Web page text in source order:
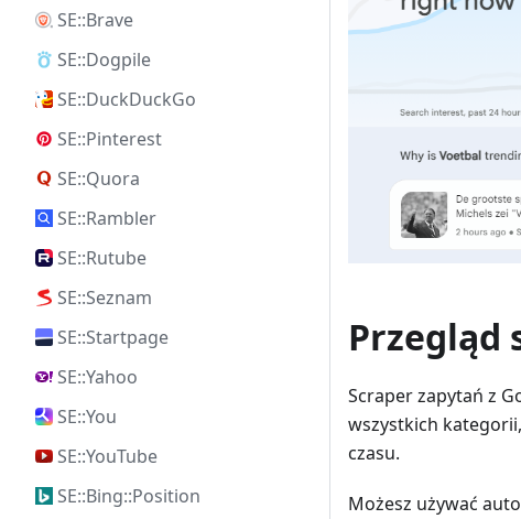
SE::Brave
SE::Dogpile
SE::DuckDuckGo
SE::Pinterest
SE::Quora
SE::Rambler
SE::Rutube
SE::Seznam
SE::Startpage
SE::Yahoo
SE::You
SE::YouTube
SE::Bing::Position
Przegląd
Scraper zapytań z
wszystkich
czasu.
Możesz używać